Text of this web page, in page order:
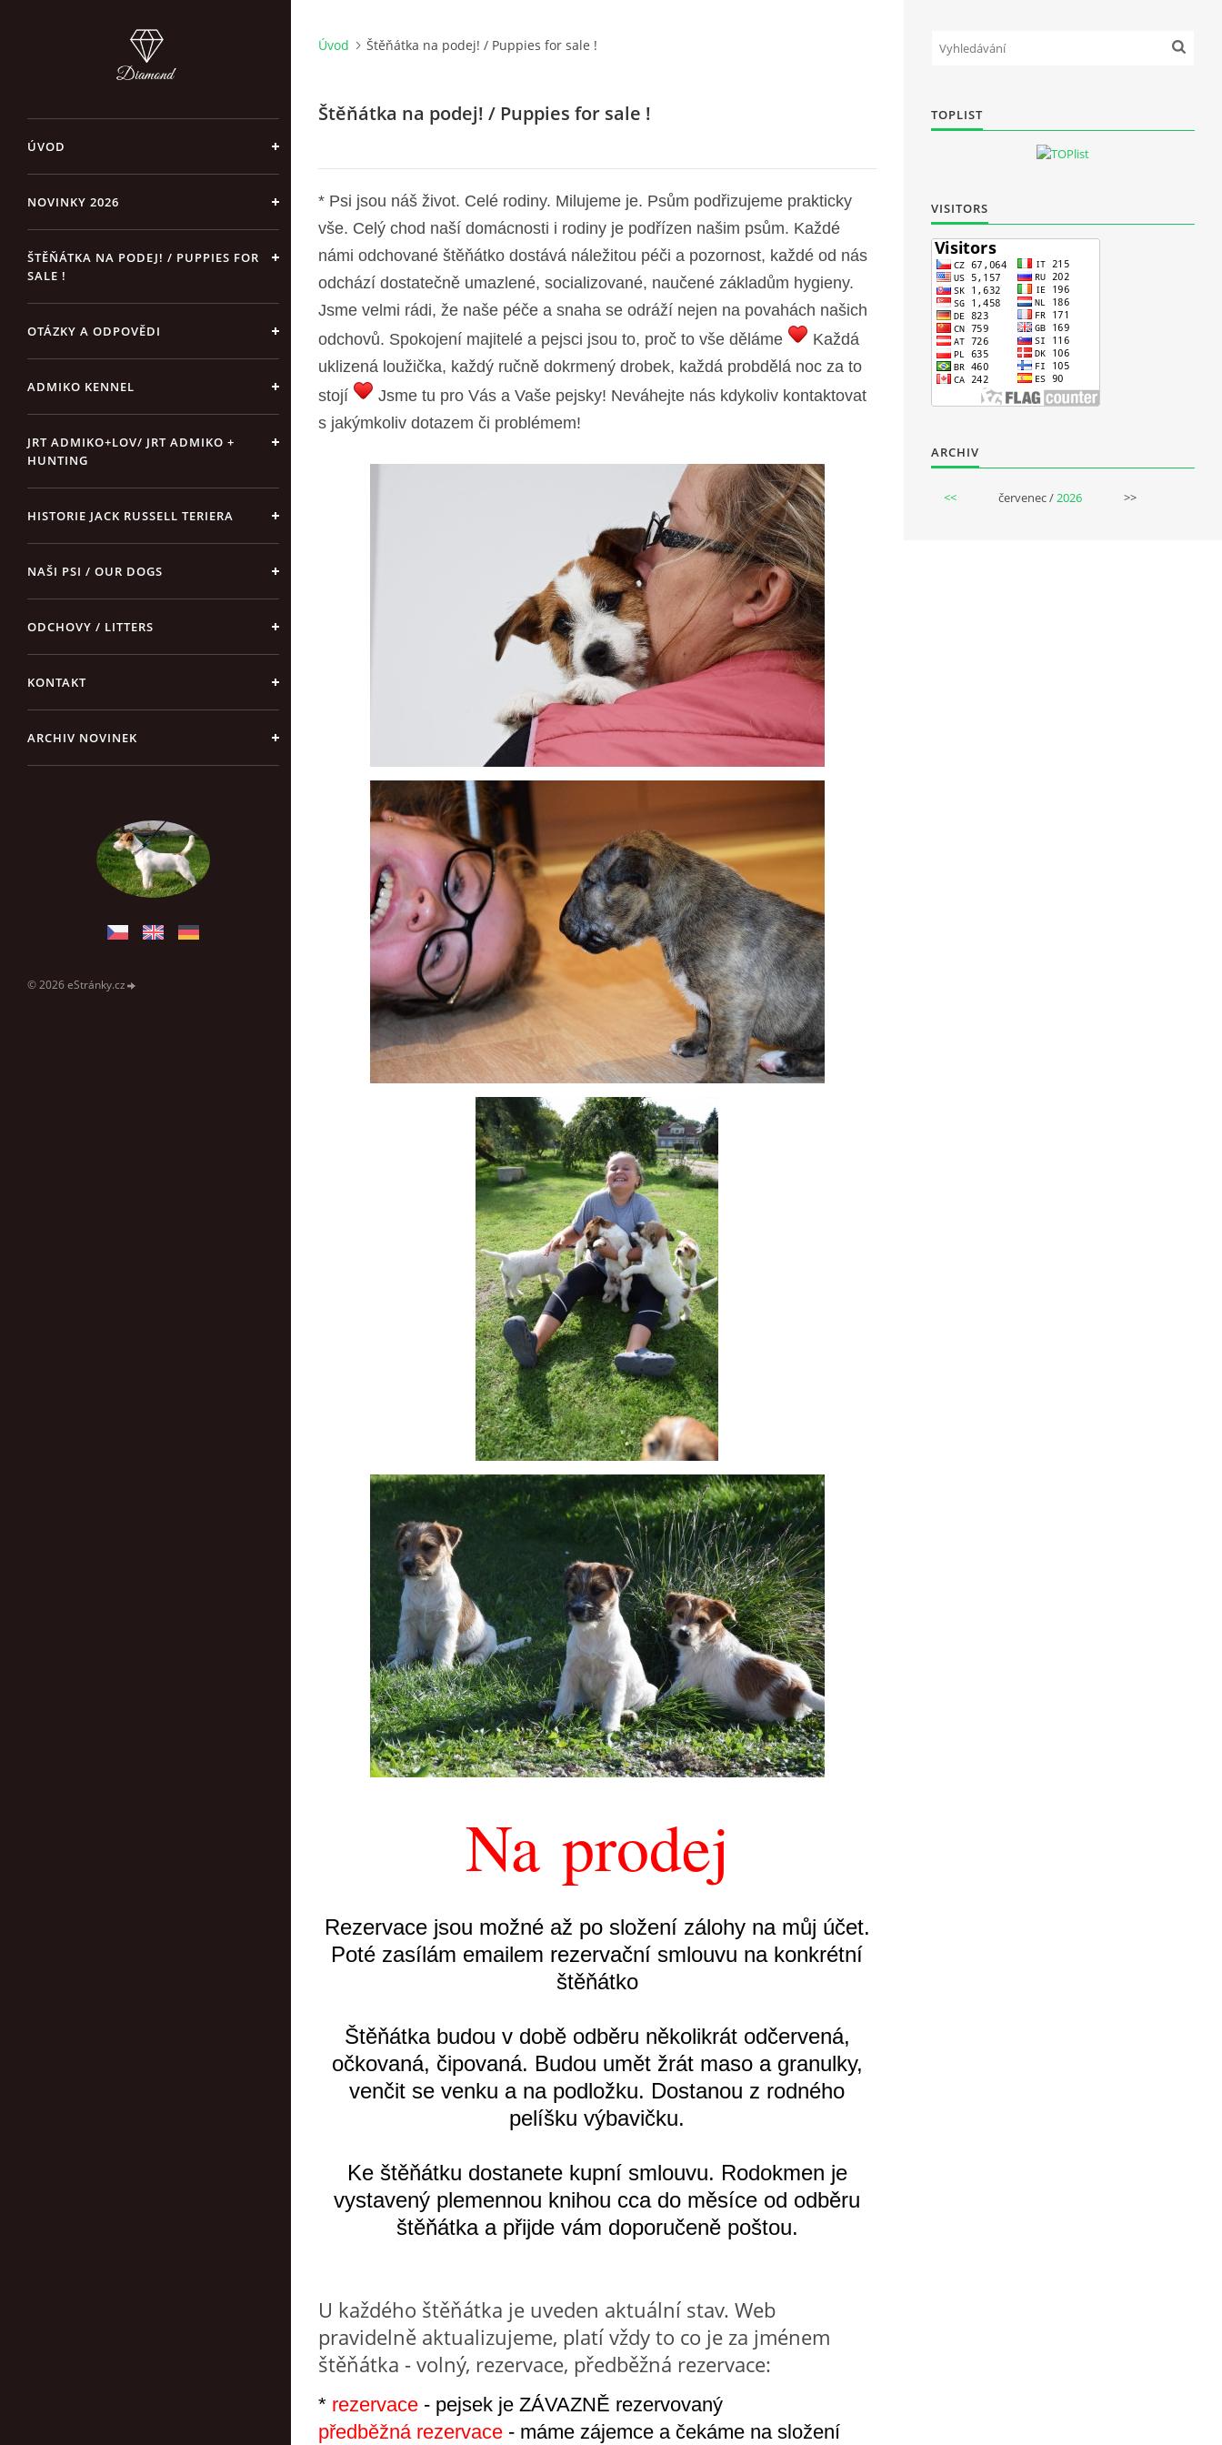
ÚVOD
NOVINKY 2026
ŠTĚŇÁTKA NA PODEJ! / PUPPIES FOR
SALE !
OTÁZKY A ODPOVĚDI
ADMIKO KENNEL
JRT ADMIKO+LOV/ JRT ADMIKO +
HUNTING
HISTORIE JACK RUSSELL TERIERA
NAŠI PSI / OUR DOGS
ODCHOVY / LITTERS
KONTAKT
ARCHIV NOVINEK
© 2026 eStránky.cz
Úvod Štěňátka na podej! / Puppies for sale !
Štěňátka na podej! / Puppies for sale !
* Psi jsou náš život. Celé rodiny. Milujeme je. Psům podřizujeme prakticky
vše. Celý chod naší domácnosti i rodiny je podřízen našim psům. Každé
námi odchované štěňátko dostává náležitou péči a pozornost, každé od nás
odchází dostatečně umazlené, socializované, naučené základům hygieny.
Jsme velmi rádi, že naše péče a snaha se odráží nejen na povahách našich
odchovů. Spokojení majitelé a pejsci jsou to, proč to vše děláme
Každá
uklizená loužička, každý ručně dokrmený drobek, každá probdělá noc za to
stojí
Jsme tu pro Vás a Vaše pejsky! Neváhejte nás kdykoliv kontaktovat
s jakýmkoliv dotazem či problémem!
Na prodej
Rezervace jsou možné až po složení zálohy na můj účet.
Poté zasílám emailem rezervační smlouvu na konkrétní
štěňátko
Štěňátka budou v době odběru několikrát odčervená,
očkovaná, čipovaná. Budou umět žrát maso a granulky,
venčit se venku a na podložku. Dostanou z rodného
pelíšku výbavičku.
Ke štěňátku dostanete kupní smlouvu. Rodokmen je
vystavený plemennou knihou cca do měsíce od odběru
štěňátka a přijde vám doporučeně poštou.
U každého štěňátka je uveden aktuální stav. Web
pravidelně aktualizujeme, platí vždy to co je za jménem
štěňátka - volný, rezervace, předběžná rezervace:
* rezervace - pejsek je ZÁVAZNĚ rezervovaný
předběžná rezervace - máme zájemce a čekáme na složení
TOPLIST
VISITORS
ARCHIV
<< červenec /2026 >>